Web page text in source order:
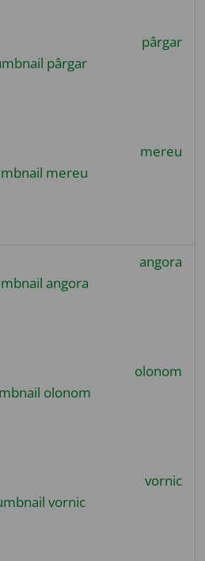
pârgar
mereu
angora
olonom
vornic